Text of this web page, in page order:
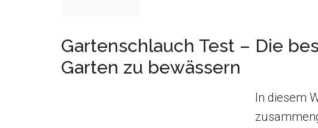
Gartenschlauch Test – Die
Garten zu bewässern
In diesem